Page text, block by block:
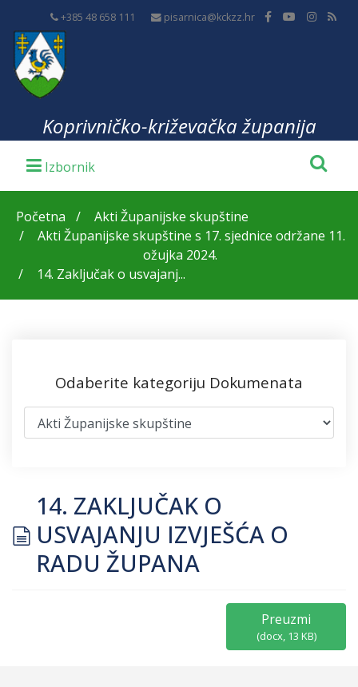
+385 48 658 111 pisarnica@kckzz.hr
Koprivničko-križevačka županija
Početna
Akti Županijske skupštine
Akti Županijske skupštine s 17. sjednice održane 11.
ožujka 2024.
14. Zaključak o usvajanj...
Odaberite kategoriju Dokumenata
document
14. ZAKLJUČAK O
USVAJANJU IZVJEŠĆA O
RADU ŽUPANA
Preuzmi
(docx, 13 KB)